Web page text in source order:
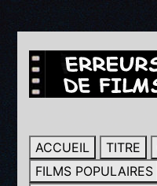
ACCUEIL TITRE
FILMS POPULAIRES